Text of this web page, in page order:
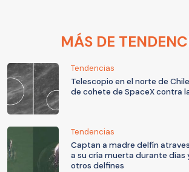
MÁS DE
Tendencias
Telescopio en el norte de
de cohete de SpaceX contra
Tendencias
Captan a madre delfín
a su cría muerta durante días
otros delfines